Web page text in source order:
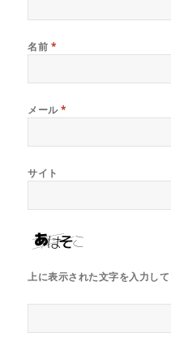
名前 *
メール*
サイト
上に表示された文字を入力して